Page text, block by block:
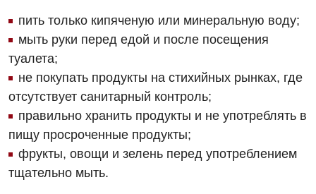
Проктология
Пульмонология
Ревматология
Терапия
Урология
Физиотерапия
пить только кипяченую или минеральную воду;
мыть руки перед едой и после посещения
туалета;
не покупать продукты на стихийных рынках, где
отсутствует санитарный контроль;
правильно хранить продукты и не употреблять в
пищу просроченные продукты;
фрукты, овощи и зелень перед употреблением
тщательно мыть.